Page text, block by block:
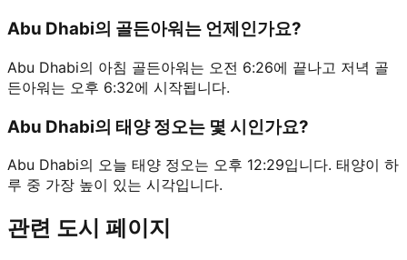
Abu Dhabi의 골든아워는 언제인가요?
Abu Dhabi의 아침 골든아워는 오전 6:26에 끝나고 저녁 골
든아워는 오후 6:32에 시작됩니다.
Abu Dhabi의 태양 정오는 몇 시인가요?
Abu Dhabi의 오늘 태양 정오는 오후 12:29입니다. 태양이 하
루 중 가장 높이 있는 시각입니다.
관련 도시 페이지